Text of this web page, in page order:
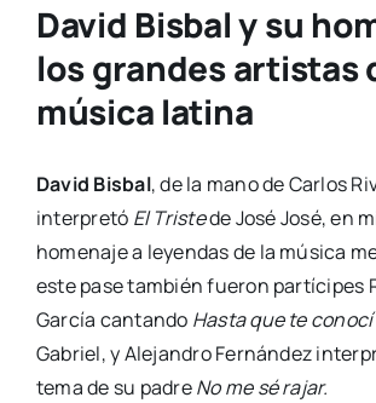
David Bisbal y su
los grandes artistas
música latina
David Bisbal, de la mano de Carlos
interpretó El Tristede José José, en
homenaje a leyendas de la música
este pase también fueron partícipes
García cantando Hasta que te conocí
Gabriel, y Alejandro Fernández
tema de su padreNo me sé rajar.